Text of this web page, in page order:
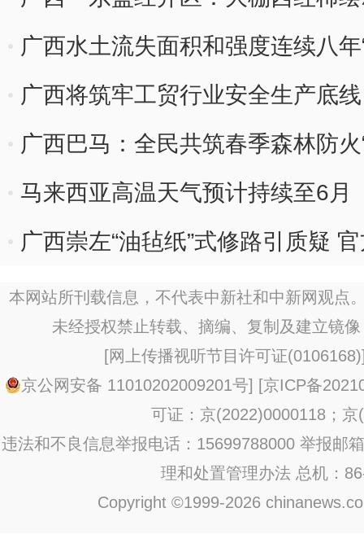
广西水土流失面积和强度连续八年
广西将筑牢工贸行业安全生产底线
广西巴马：全民共筑春季森林防火
马来西亚高温天气预计持续至6月
广西崇左“油毡纸”式修路引质疑
本网站所刊载信息，不代表中新社和中新网观点
未经授权禁止转载、摘编、复制及建立镜
[网上传播视听节目许可证(0106168)
京公网安备 11010202009201号] [京ICP备
可证：京(2022)0000118；京
违法和不良信息举报电话：15699788000 举报邮
理和处置管理办法 总机：
Copyright ©1999-2026